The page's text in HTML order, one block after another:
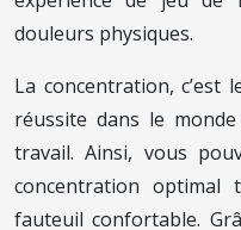
douleurs physiques.
La concentration, c’est
réussite dans le
travail. Ainsi, vous
concentration
fauteuil confortable.